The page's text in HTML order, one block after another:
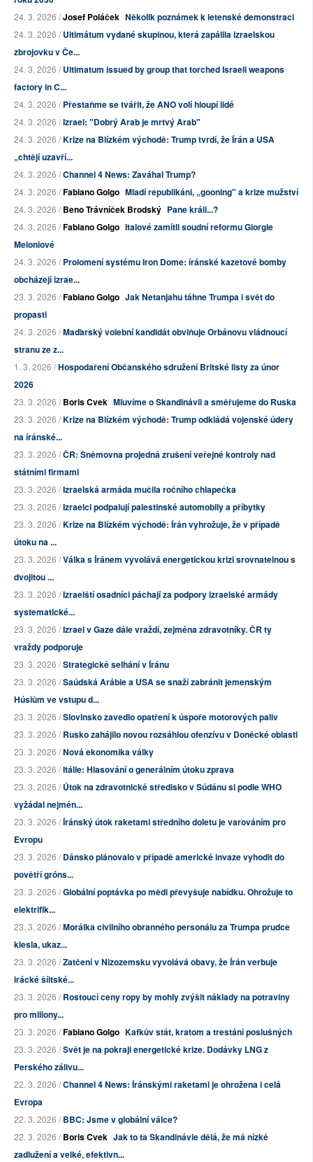
24. 3. 2026 /Josef Poláček Několik poznámek k letenské demonstraci
24. 3. 2026 /Ultimátum vydané skupinou, která zapálila izraelskou
zbrojovku v Če...
24. 3. 2026 /Ultimatum issued by group that torched Israeli weapons
factory in C...
24. 3. 2026 /Přestaňme se tvářit, že ANO volí hloupí lidé
24. 3. 2026 /Izrael: "Dobrý Arab je mrtvý Arab"
24. 3. 2026 /Krize na Blízkém východě: Trump tvrdí, že Írán a USA
„chtějí uzavří...
24. 3. 2026 /Channel 4 News: Zaváhal Trump?
24. 3. 2026 /Fabiano Golgo Mladí republikáni, „gooning" a krize mužství
24. 3. 2026 /Beno Trávníček Brodský Pane králi...?
24. 3. 2026 /Fabiano Golgo Italové zamítli soudní reformu Giorgie
Meloniové
24. 3. 2026 /Prolomení systému Iron Dome: íránské kazetové bomby
obcházejí izrae...
23. 3. 2026 /Fabiano Golgo Jak Netanjahu táhne Trumpa i svět do
propasti
24. 3. 2026 /Maďarský volební kandidát obviňuje Orbánovu vládnoucí
stranu ze z...
1. 3. 2026 /Hospodaření Občanského sdružení Britské listy za únor
2026
23. 3. 2026 /Boris Cvek Mluvíme o Skandinávii a směřujeme do Ruska
23. 3. 2026 /Krize na Blízkém východě: Trump odkládá vojenské údery
na íránské...
23. 3. 2026 /ČR: Sněmovna projedná zrušení veřejné kontroly nad
státními firmami
23. 3. 2026 /Izraelská armáda mučila ročního chlapečka
23. 3. 2026 /Izraelci podpalují palestinské automobily a příbytky
23. 3. 2026 /Krize na Blízkém východě: Írán vyhrožuje, že v případě
útoku na ...
23. 3. 2026 /Válka s Íránem vyvolává energetickou krizi srovnatelnou s
dvojitou ...
23. 3. 2026 /Izraelští osadníci páchají za podpory izraelské armády
systematické...
23. 3. 2026 /Izrael v Gaze dále vraždí, zejména zdravotníky. ČR ty
vraždy podporuje
23. 3. 2026 /Strategické selhání v Íránu
23. 3. 2026 /Saúdská Arábie a USA se snaží zabránit jemenským
Húsiům ve vstupu d...
23. 3. 2026 /Slovinsko zavedlo opatření k úspoře motorových paliv
23. 3. 2026 /Rusko zahájilo novou rozsáhlou ofenzívu v Doněcké oblasti
23. 3. 2026 /Nová ekonomika války
23. 3. 2026 /Itálie: Hlasování o generálním útoku zprava
23. 3. 2026 /Útok na zdravotnické středisko v Súdánu si podle WHO
vyžádal nejmén...
23. 3. 2026 /Íránský útok raketami středního doletu je varováním pro
Evropu
23. 3. 2026 /Dánsko plánovalo v případě americké invaze vyhodit do
povětří gróns...
23. 3. 2026 /Globální poptávka po mědi převyšuje nabídku. Ohrožuje to
elektrifik...
23. 3. 2026 /Morálka civilního obranného personálu za Trumpa prudce
klesla, ukaz...
23. 3. 2026 /Zatčení v Nizozemsku vyvolává obavy, že Írán verbuje
irácké šíitské...
23. 3. 2026 /Rostoucí ceny ropy by mohly zvýšit náklady na potraviny
pro miliony...
23. 3. 2026 /Fabiano Golgo Kafkův stát, kratom a trestání poslušných
23. 3. 2026 /Svět je na pokraji energetické krize. Dodávky LNG z
Perského zálivu...
22. 3. 2026 /Channel 4 News: Íránskými raketami je ohrožena i celá
Evropa
22. 3. 2026 /BBC: Jsme v globální válce?
22. 3. 2026 /Boris Cvek Jak to ta Skandinávie dělá, že má nízké
zadlužení a velké, efektivn...